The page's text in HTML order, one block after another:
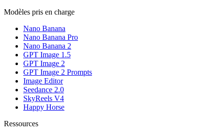
Modèles pris en charge
Nano Banana
Nano Banana Pro
Nano Banana 2
GPT Image 1.5
GPT Image 2
GPT Image 2 Prompts
Image Editor
Seedance 2.0
SkyReels V4
Happy Horse
Ressources